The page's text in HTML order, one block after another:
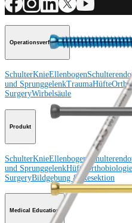
Operationsverfahren
SchulterKnieEllenbogen
und SprunggelenkTraumaHüfte
SurgeryWirbelsäule
Produkt
SchulterKnieEllenbogen
und SprunggelenkHüfteOrthobiologie
SurgeryBildgebung & Resektion
Medical Education